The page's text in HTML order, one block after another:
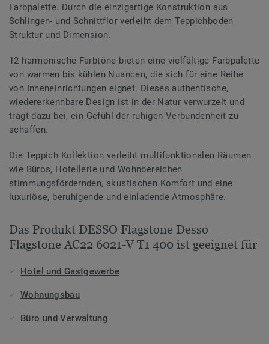
Farbpalette. Durch die einzigartige Konstruktion aus
Schlingen- und Schnittflor verleiht dem Teppichboden
Struktur und Dimension.
12 harmonische Farbtöne bieten eine vielfältige Farbpalette
von warmen bis kühlen Nuancen, die sich für eine Reihe
von Inneneinrichtungen eignet. Dieses authentische,
wiedererkennbare Design ist in der Natur verwurzelt und
trägt dazu bei, ein Gefühl der ruhigen Verbundenheit zu
schaffen.
Die Teppich Kollektion verleiht multifunktionalen Räumen
wie Büros, Hotellerie und Wohnbereichen
stimmungsfördernden, akustischen Komfort und eine
luxuriöse, beruhigende und einladende Atmosphäre.
Das Produkt DESSO Flagstone Desso
Flagstone AC22 6021-V T1 400 ist geeignet für
Hotel und Gastgewerbe
Wohnungsbau
Büro und Verwaltung